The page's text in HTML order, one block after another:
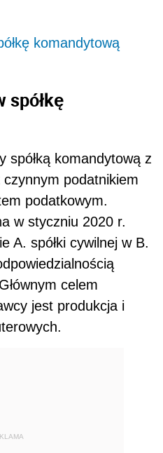
komandytową
spółkę
spółką komandytową z
podatnikiem
podatkowym.
w styczniu 2020 r.
A. spółki cywilnej w B.
celem
jest produkcja i